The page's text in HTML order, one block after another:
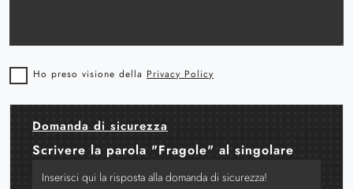
Ho preso visione della Privacy Policy
Domanda di sicurezza
Scrivere la parola "Fragole" al singolare